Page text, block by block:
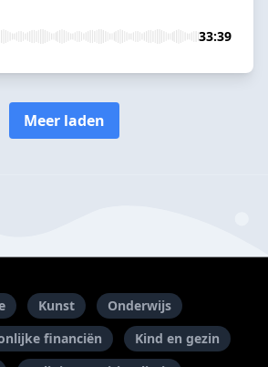
33:39
Meer laden
Kunst
Onderwijs
financiën
Kind en gezin